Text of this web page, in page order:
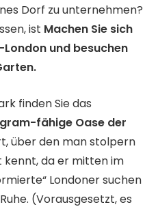
Dorf zu unternehmen?
ist Machen Sie sich
und besuchen
finden Sie das
fähige Oase der
über den man stolpern
kennt, da er mitten im
Londoner suchen
(Vorausgesetzt, es